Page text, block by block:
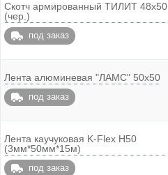
Скотч армированный ТИЛИТ 48х50
(чер.)
под заказ
Лента алюминевая "ЛАМС" 50х50
под заказ
Лента каучуковая K-Flex H50
(3мм*50мм*15м)
под заказ